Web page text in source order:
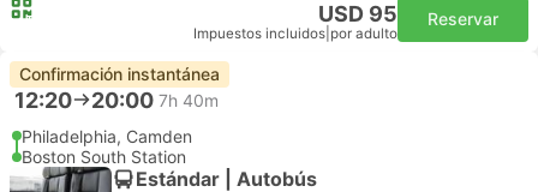
USD 95
Impuestos incluidos por adulto
Reservar
Confirmación instantánea
12:20 20:00 7h 40m
Philadelphia, Camden
Boston South Station
Estándar | Autobús